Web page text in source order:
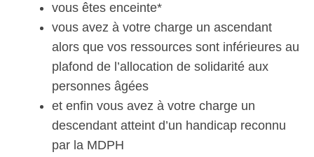
vous êtes enceinte*
vous avez à votre charge un ascendant
alors que vos ressources sont inférieures au
plafond de l’allocation de solidarité aux
personnes âgées
et enfin vous avez à votre charge un
descendant atteint d’un handicap reconnu
par la MDPH